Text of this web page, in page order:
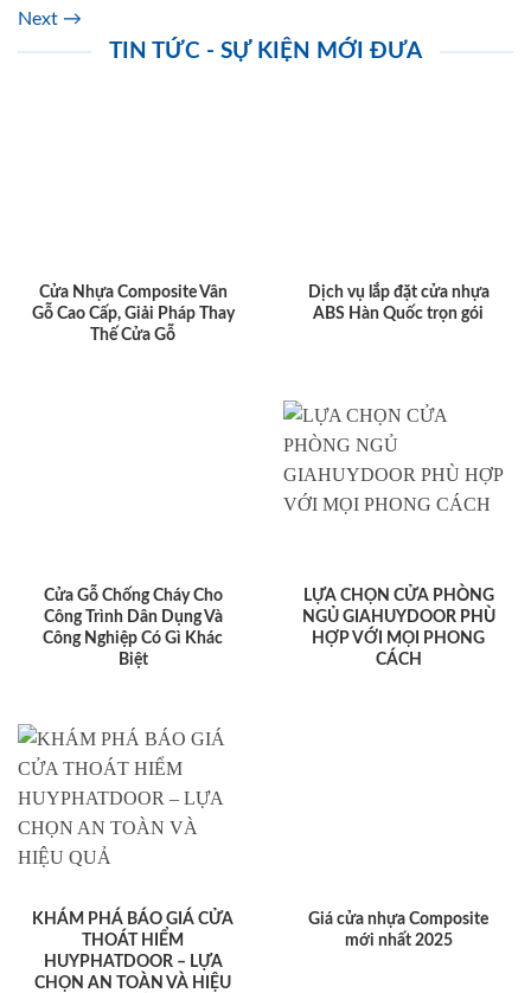
Next →
TIN TỨC - SỰ KIỆN MỚI ĐƯA
Cửa Nhựa Composite Vân
Gỗ Cao Cấp, Giải Pháp Thay
Thế Cửa Gỗ
Dịch vụ lắp đặt cửa nhựa
ABS Hàn Quốc trọn gói
Cửa Gỗ Chống Cháy Cho
Công Trình Dân Dụng Và
Công Nghiệp Có Gì Khác
Biệt
LỰA CHỌN CỬA PHÒNG
NGỦ GIAHUYDOOR PHÙ
HỢP VỚI MỌI PHONG
CÁCH
KHÁM PHÁ BÁO GIÁ CỬA
THOÁT HIỂM
HUYPHATDOOR – LỰA
CHỌN AN TOÀN VÀ HIỆU
Giá cửa nhựa Composite
mới nhất 2025